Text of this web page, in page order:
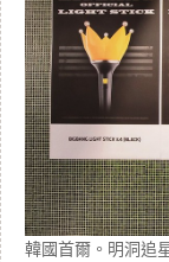
韓國首爾。明洞追